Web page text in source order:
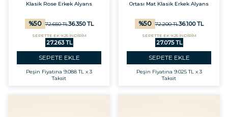
Klasik Rose Erkek Alyans
%50 72.650TL36.350TL
SEPETTE EK %25 İNDİRİM
27.263 TL
SEPETE EKLE
Peşin Fiyatına 9.088 TL x 3
Taksit
Ortası Mat Klasik Erkek Alyans
%50 72.200TL36.100TL
SEPETTE EK %25 İNDİRİM
27.075 TL
SEPETE EKLE
Peşin Fiyatına 9.025 TL x 3
Taksit